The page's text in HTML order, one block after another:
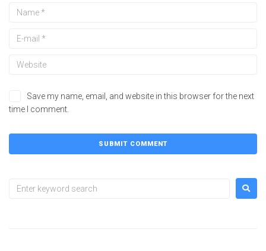
Save my name, email, and website in this browser for the next
time I comment.